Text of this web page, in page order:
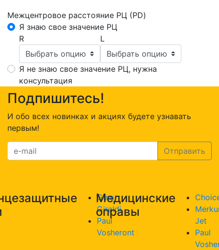
Межцентровое расстояние РЦ (PD)
Я знаю свое значение РЦ
R
L
Я не знаю свое значение РЦ, нужна
консультация
Подпишитесь!
И обо всех новинках и акциях будете узнавать
первым!
Gino
Giraldi
Paul
Vosheront
Медицинские
оправы
Jet
Paul